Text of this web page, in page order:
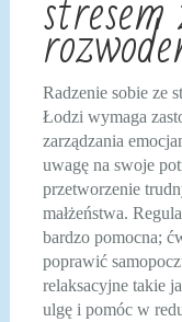
Radzenie sobie ze
Łodzi wymaga
zarządzania
uwagę na swoje
przetworzenie
małżeństwa.
bardzo pomocna;
poprawić
relaksacyjne takie
ulgę i pomóc w